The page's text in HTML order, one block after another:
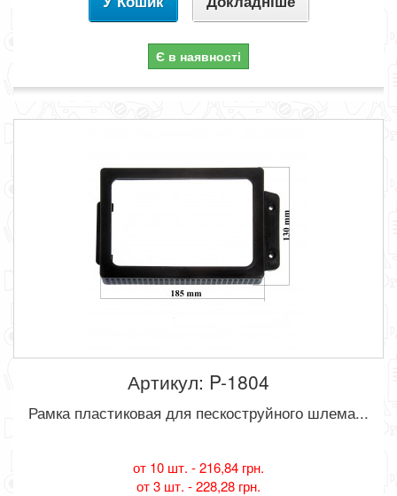
Є в наявності
Артикул: P-1804
Рамка пластиковая для пескоструйного шлема...
от 10 шт. -216,84 грн.
от 3 шт. -228,28 грн.